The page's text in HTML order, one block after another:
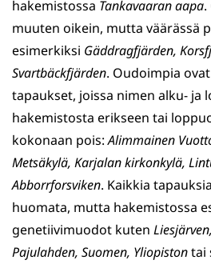
hakemistossa Tankavaaran aapa
muuten oikein, mutta väärässä
esimerkiksi Gäddragfjärden,
Svartbäckfjärden. Oudoimpia
tapaukset, joissa nimen alku- ja
hakemistosta erikseen tai
kokonaan pois:Alimmainen
Metsäkylä, Karjalan kirkonkylä,
Abborrforsviken. Kaikkia
huomata, mutta hakemistossa
genetiivimuodot kuten Liesjärven,
Pajulahden, Suomen, Yliopistontai